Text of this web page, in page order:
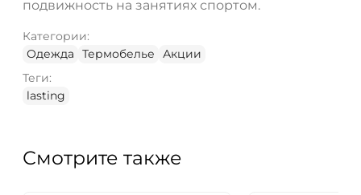
подвижность на занятиях спортом.
Категории:
Одежда
Термобелье
Акции
Теги:
lasting
Смотрите также